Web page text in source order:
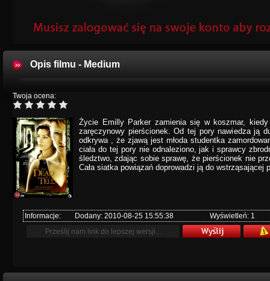
Opis filmu - Medium
Twoja ocena:
Życie Emilly Parker zamienia się w koszmar, kiedy
zaręczynowy pierścionek. Od tej pory nawiedza ją
odkrywa , że zjawą jest młoda studentka
ciała do tej pory nie odnaleziono, jak i sprawcy
śledztwo, zdając sobie sprawę, że pierścionek nie
Cała siatka powiązań doprowadzi ją do wstrząsającej
Informacje: Dodany: 2010-08-25 15:55:38 Wyświetleń: 1